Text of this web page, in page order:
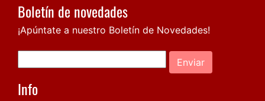
Boletín de novedades
¡Apúntate a nuestro Boletín de Novedades!
Enviar
Info